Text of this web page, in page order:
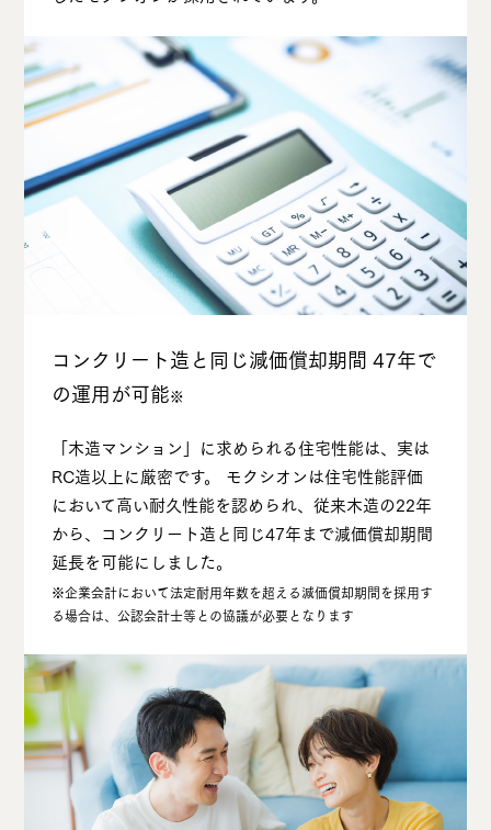
コンクリート造と同じ減価償却期間 47年で
の運⽤が可能※
「⽊造マンション」に求められる住宅性能は、実は
RC造以上に厳密です。 モクシオンは住宅性能評価
において⾼い耐久性能を認められ、従来⽊造の22年
から、コンクリート造と同じ47年まで減価償却期間
延⻑を可能にしました。
※企業会計において法定耐⽤年数を超える減価償却期間を採⽤す
る場合は、公認会計⼠等との協議が必要となります